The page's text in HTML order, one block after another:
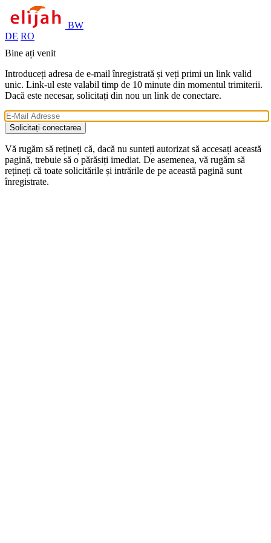
BW
DE RO
Bine ați venit
Introduceți adresa de e-mail înregistrată și veți primi un link valid
unic. Link-ul este valabil timp de 10 minute din momentul trimiterii.
Dacă este necesar, solicitați din nou un link de conectare.
Solicitați conectarea
Vă rugăm să rețineți că, dacă nu sunteți autorizat să accesați această
pagină, trebuie să o părăsiți imediat. De asemenea, vă rugăm să
rețineți că toate solicitările și intrările de pe această pagină sunt
înregistrate.